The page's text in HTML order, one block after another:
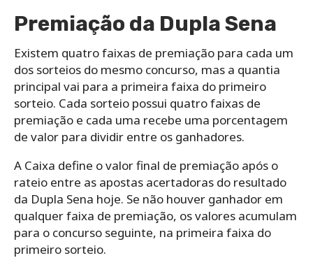
Premiação da Dupla Sena
Existem quatro faixas de premiação para cada um
dos sorteios do mesmo concurso, mas a quantia
principal vai para a primeira faixa do primeiro
sorteio. Cada sorteio possui quatro faixas de
premiação e cada uma recebe uma porcentagem
de valor para dividir entre os ganhadores.
A Caixa define o valor final de premiação após o
rateio entre as apostas acertadoras do resultado
da Dupla Sena hoje. Se não houver ganhador em
qualquer faixa de premiação, os valores acumulam
para o concurso seguinte, na primeira faixa do
primeiro sorteio.